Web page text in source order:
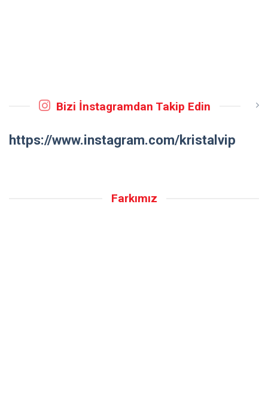
Bizi İnstagramdan Takip Edin
https://www.instagram.com/kristalvip
Farkımız